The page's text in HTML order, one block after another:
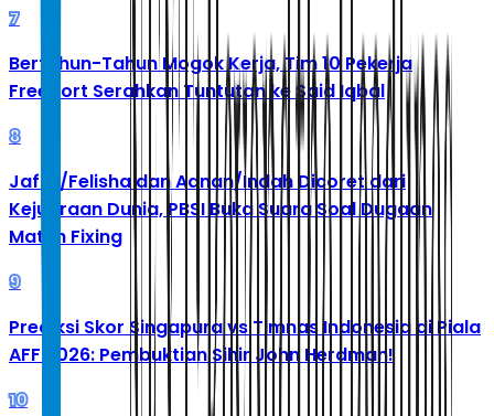
7
Bertahun-Tahun Mogok Kerja, Tim 10 Pekerja
Freeport Serahkan Tuntutan ke Said Iqbal
8
Jafar/Felisha dan Adnan/Indah Dicoret dari
Kejuaraan Dunia, PBSI Buka Suara Soal Dugaan
Match Fixing
9
Prediksi Skor Singapura vs Timnas Indonesia di Piala
AFF 2026: Pembuktian Sihir John Herdman!
10